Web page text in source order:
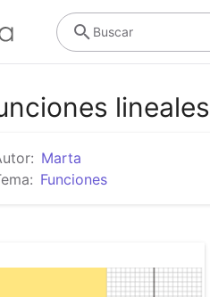
Buscar
lineales
Marta
Funciones